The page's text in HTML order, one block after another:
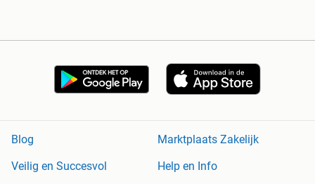
Blog
Marktplaats Zakelijk
Veilig en Succesvol
Help en Info